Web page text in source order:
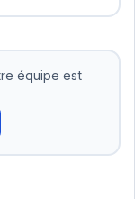
versements.
notre équipe.
équipe est